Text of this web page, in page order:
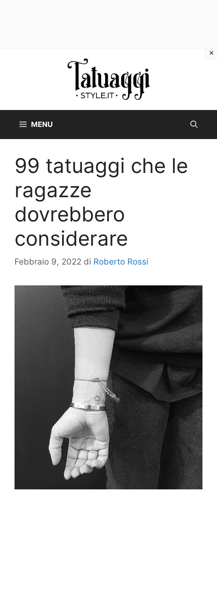
MENU
99 tatuaggi che le
ragazze
dovrebbero
considerare
Febbraio 9, 2022 di Roberto Rossi